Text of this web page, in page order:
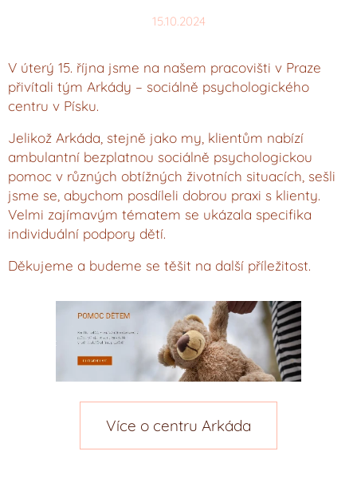
15.10.2024
V úterý 15. října jsme na našem pracovišti v Praze
přivítali tým Arkády – sociálně psychologického
centru v Písku.
Jelikož Arkáda, stejně jako my, klientům nabízí
ambulantní bezplatnou sociálně psychologickou
pomoc v různých obtížných životních situacích, sešli
jsme se, abychom posdíleli dobrou praxi s klienty.
Velmi zajímavým tématem se ukázala specifika
individuální podpory dětí.
Děkujeme a budeme se těšit na další příležitost.
Více o centru Arkáda